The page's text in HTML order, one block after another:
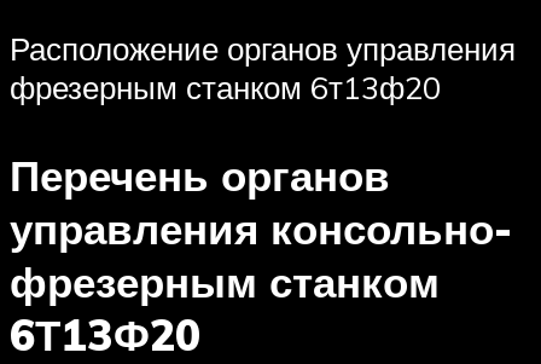
Расположение органов управления
фрезерным станком 6т13ф20
Перечень органов
управления консольно-
фрезерным станком
6Т13Ф20